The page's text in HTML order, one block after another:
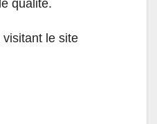
qualité.
le site